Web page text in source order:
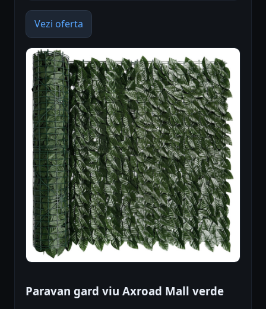
Vezi oferta
Paravan gard viu Axroad Mall verde